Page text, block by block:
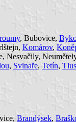
, Bubovice,
Komárov,
Nesvačily,
, Svinaře, Tetín,
Brandýsek,